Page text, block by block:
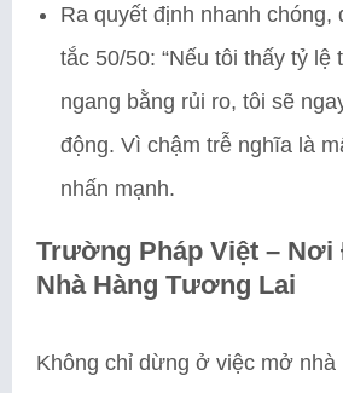
Ra quyết định nhanh chóng,
tắc 50/50: “Nếu tôi thấy tỷ lệ
ngang bằng rủi ro, tôi sẽ
động. Vì chậm trễ nghĩa là
nhấn mạnh.
Trường Pháp Việt – Nơi
Nhà Hàng Tương Lai
Không chỉ dừng ở việc mở nhà